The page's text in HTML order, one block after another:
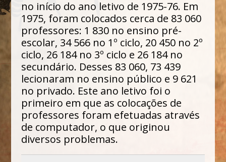
no início do ano letivo de 1975-76. Em
1975, foram colocados cerca de 83 060
professores: 1 830 no ensino pré-
escolar, 34 566 no 1º ciclo, 20 450 no 2º
ciclo, 26 184 no 3º ciclo e 26 184 no
secundário. Desses 83 060, 73 439
lecionaram no ensino público e 9 621
no privado. Este ano letivo foi o
primeiro em que as colocações de
professores foram efetuadas através
de computador, o que originou
diversos problemas.